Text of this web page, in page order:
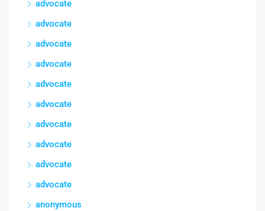
advocate
advocate
advocate
advocate
advocate
advocate
advocate
advocate
advocate
advocate
anonymous